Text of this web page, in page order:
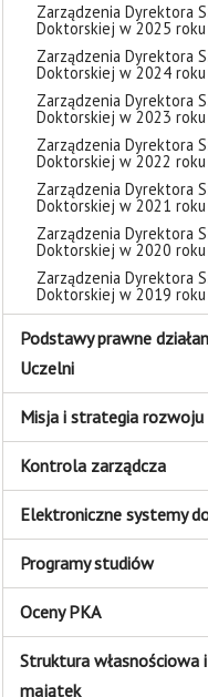
Zarządzenia Dyrektora
Doktorskiej w 2025 roku
Zarządzenia Dyrektora
Doktorskiej w 2024 roku
Zarządzenia Dyrektora
Doktorskiej w 2023 roku
Zarządzenia Dyrektora
Doktorskiej w 2022 roku
Zarządzenia Dyrektora
Doktorskiej w 2021 roku
Zarządzenia Dyrektora
Doktorskiej w 2020 roku
Zarządzenia Dyrektora
Doktorskiej w 2019 roku
Podstawy prawne
Uczelni
Misja i strategia rozwoju
Kontrola zarządcza
Elektroniczne systemy
Programy studiów
Oceny PKA
Struktura własnościowa i
majątek